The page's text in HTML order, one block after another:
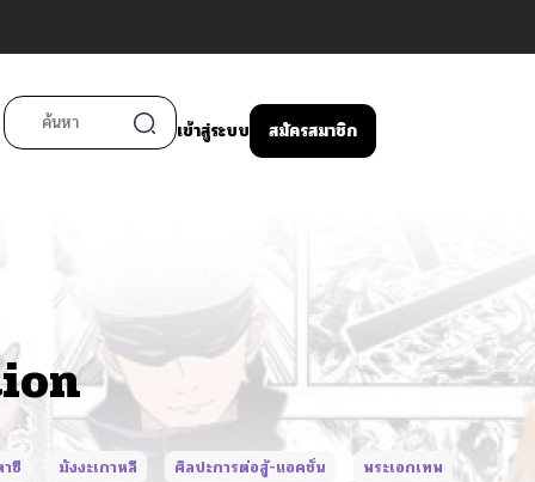
เข้าสู่ระบบ สมัครสมาชิก
ซี มังงะเกาหลี ศิลปะการต่อสู้-แอคชั่น
พระเอกเทพ